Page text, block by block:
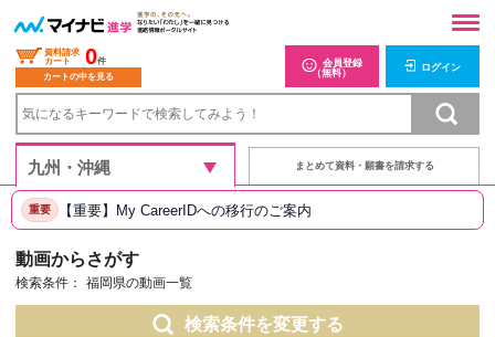
資料請求
カート
0件
カートの中を見る
会員登録
（無料）
ログイン
まとめて資料・願書を請求する
重要 【重要】My CareerIDへの移行のご案内
動画からさがす
検索条件： 福岡県の動画一覧
検索条件を変更する